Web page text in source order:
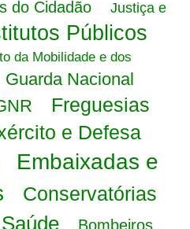
do Cidadão
Justiça e
Públicos
da Mobilidade e dos
Guarda Nacional
Freguesias
e Defesa
Embaixadas e
Conservatórias
Bombeiros